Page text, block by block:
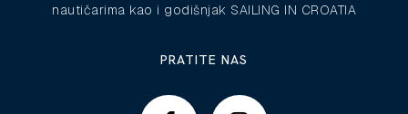
nautičarima kao i godišnjak SAILING IN CROATIA
PRATITE NAS